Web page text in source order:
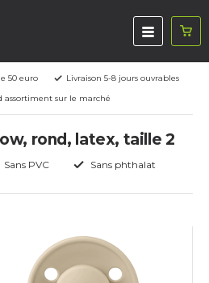
50 euro
Livraison 5-8 jours ouvrables
assortiment sur le marché
rond, latex, taille 2
Sans PVC Sans phthalat